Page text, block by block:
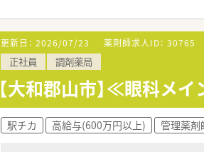
■1日の平均処方箋枚数は
■薬剤師の方は常時4～5名
■内科, 外科, 小児科, 眼科,
■在宅に関しては敷地内の
≪ こんな方にオススメ ≫
■管理薬剤師のご経験を生
■患者様対応をしっかりと
■広域処方対応のご経験の
更新日： 2026/07/23 薬剤師求人ID： 30765
正社員 調剤薬局
【大和郡山市】≪眼科メ
駅チカ 高給与(600万円以上) 管理薬剤